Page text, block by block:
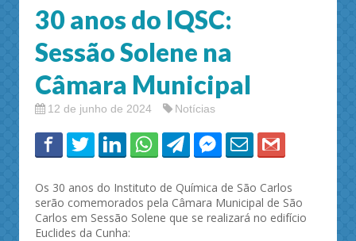
30 anos do IQSC:
Sessão Solene na
Câmara Municipal
12 de junho de 2024 Notícias
Os 30 anos do Instituto de Química de São Carlos
serão comemorados pela Câmara Municipal de São
Carlos em Sessão Solene que se realizará no edifício
Euclides da Cunha: